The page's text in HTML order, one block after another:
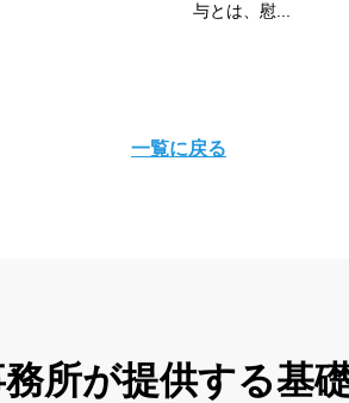
与とは、慰...
一覧に戻る
務所が提供する基